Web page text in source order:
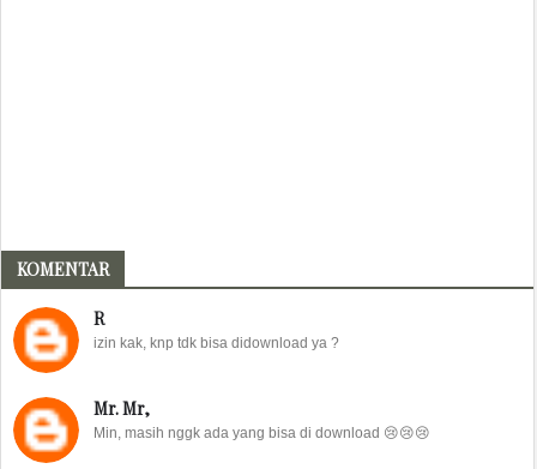
KOMENTAR
R
izin kak, knp tdk bisa didownload ya ?
Mr. Mr,
Min, masih nggk ada yang bisa di download 😢😢😢